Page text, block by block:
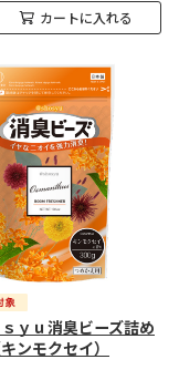
カートに入れる
ｙｕ消臭ビーズ詰め
ンモクセイ）